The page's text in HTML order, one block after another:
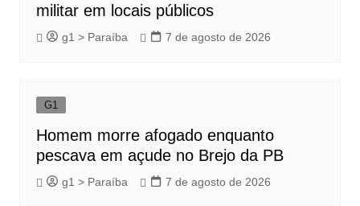
militar em locais públicos
g1 > Paraíba 7 de agosto de 2026
G1
Homem morre afogado enquanto
pescava em açude no Brejo da PB
g1 > Paraíba 7 de agosto de 2026